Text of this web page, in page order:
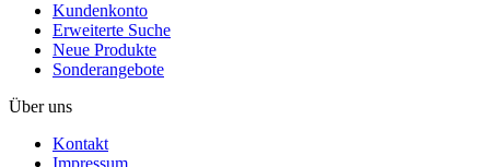
Kundenkonto
Erweiterte Suche
Neue Produkte
Sonderangebote
Über uns
Kontakt